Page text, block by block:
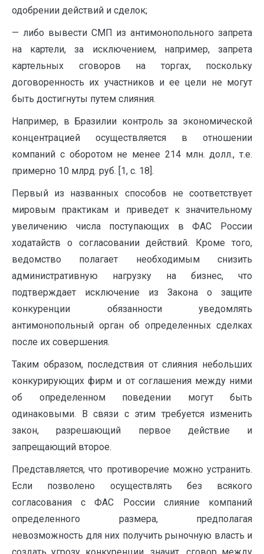
одобрении действий и сделок;
— либо вывести СМП из антимонопольного запрета
на картели, за исключением, например, запрета
картельных сговоров на торгах, поскольку
договоренность их участников и ее цели не могут
быть достигнуты путем слияния.
Например, в Бразилии контроль за экономической
концентрацией осуществляется в отношении
компаний с оборотом не менее 214 млн. долл., т.е.
примерно 10 млрд. руб. [1, c. 18].
Первый из названных способов не соответствует
мировым практикам и приведет к значительному
увеличению числа поступающих в ФАС России
ходатайств о согласовании действий. Кроме того,
ведомство полагает необходимым снизить
административную нагрузку на бизнес, что
подтверждает исключение из Закона о защите
конкуренции обязанности уведомлять
антимонопольный орган об определенных сделках
после их совершения.
Таким образом, последствия от слияния небольших
конкурирующих фирм и от соглашения между ними
об определенном поведении могут быть
одинаковыми. В связи с этим требуется изменить
закон, разрешающий первое действие и
запрещающий второе.
Представляется, что противоречие можно устранить.
Если позволено осуществлять без всякого
согласования с ФАС России слияние компаний
определенного размера, предполагая
невозможность для них получить рыночную власть и